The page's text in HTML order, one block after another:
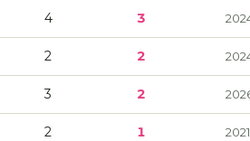
4 3
2 2
3 2
2 1